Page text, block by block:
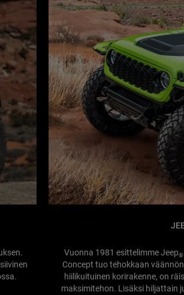
Vuonna 1981 esittelimme Jeep®
Concept tuo tehokkaan
hiilikuituinen korirakenne, on
maksimitehon. Lisäksi hiljattain